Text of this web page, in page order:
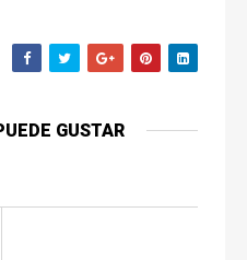
GUSTAR